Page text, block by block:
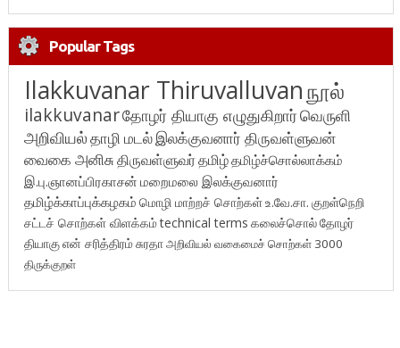
Popular Tags
Ilakkuvanar Thiruvalluvanநூல்
ilakkuvanarதோழர் தியாகு எழுதுகிறார்வெருளி
அறிவியல்தாழி மடல்இலக்குவனார் திருவள்ளுவன்
வைகை அனிசுதிருவள்ளுவர்தமிழ்தமிழ்ச்சொல்லாக்கம்
இ.பு.ஞானப்பிரகாசன் மறைமலை இலக்குவனார்
தமிழ்க்காப்புக்கழகம் மொழி மாற்றச் சொற்கள்உ.வே.சா. குறள்நெறி
சட்டச் சொற்கள் விளக்கம்technical terms கலைச்சொல்தோழர்
தியாகுஎன் சரித்திரம்சுரதாஅறிவியல் வகைமைச் சொற்கள் 3000
திருக்குறள்